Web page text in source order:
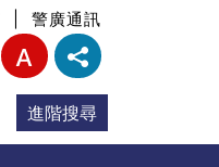
警廣通訊
進階搜尋